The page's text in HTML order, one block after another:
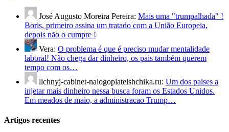
José Augusto Moreira Pereira: Mais uma "trumpalhada" !
Boris, primeiro assina um tratado com a União Europeia,
depois não o cumpre !
Vera: O problema é que é preciso mudar mentalidade
laboral! Não chega dar dinheiro, os pais também querem
tempo com os…
lichnyj-cabinet-nalogoplatelshchika.ru: Um dos paises a
injetar mais dinheiro nessa busca foram os Estados Unidos.
Em meados de maio, a administracao Trump…
Artigos recentes